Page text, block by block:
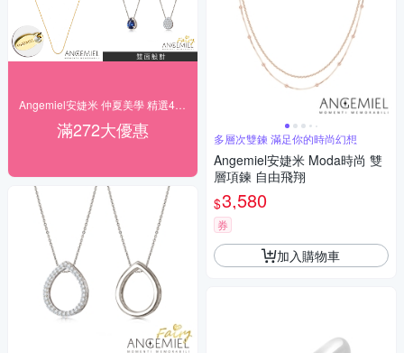
滿272大優惠 多層次雙鍊 滿足你的時尚幻想
Angemiel安婕米 Moda時尚 雙
層項鍊 自由飛翔
$3,580
券
加入購物車